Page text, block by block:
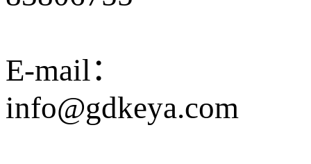
E-mail：
info@gdkeya.com